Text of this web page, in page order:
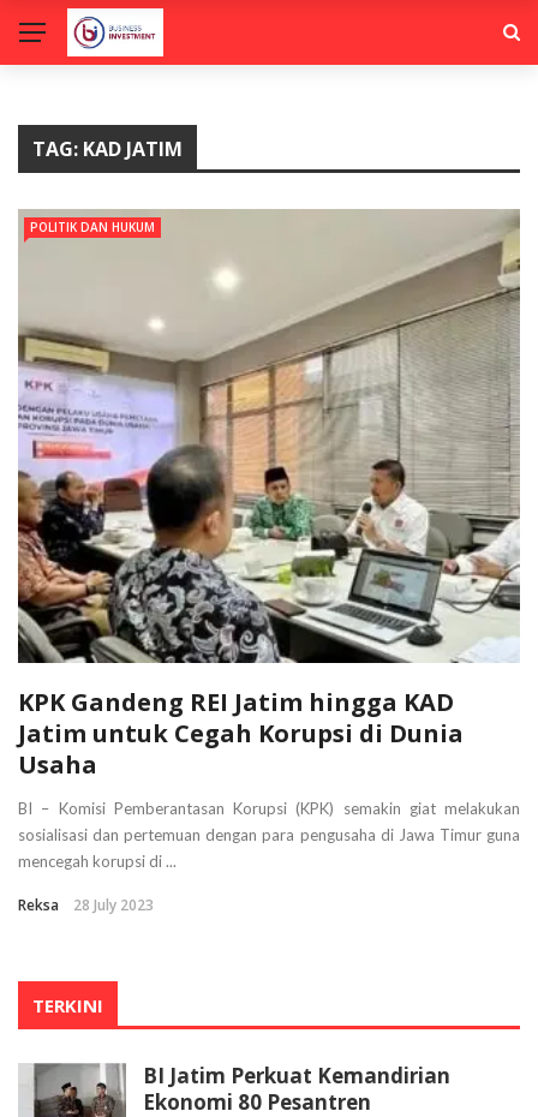
TAG: KAD JATIM
POLITIK DAN HUKUM
KPK Gandeng REI Jatim hingga KAD
Jatim untuk Cegah Korupsi di Dunia
Usaha
BI – Komisi Pemberantasan Korupsi (KPK) semakin giat melakukan
sosialisasi dan pertemuan dengan para pengusaha di Jawa Timur guna
mencegah korupsi di ...
Reksa 28 July 2023
TERKINI
BI Jatim Perkuat Kemandirian
Ekonomi 80 Pesantren